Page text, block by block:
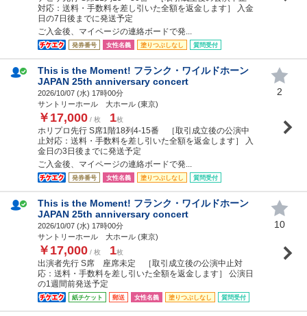
対応：送料・手数料を差し引いた全額を返金します］ 入金
日の7日後までに発送予定
ご入金後、マイページの連絡ボードで発...
発券番号 女性名義 塗りつぶしなし 質問受付
This is the Moment! フランク・ワイルドホーン
JAPAN 25th anniversary concert
2026/10/07 (水) 17時00分
サントリーホール 大ホール (東京)
￥17,000 / 枚 1枚
ホリプロ先行 S席1階18列4-15番 ［取引成立後の公演中
止対応：送料・手数料を差し引いた全額を返金します］ 入
金日の3日後までに発送予定
ご入金後、マイページの連絡ボードで発...
発券番号 女性名義 塗りつぶしなし 質問受付
2
This is the Moment! フランク・ワイルドホーン
JAPAN 25th anniversary concert
2026/10/07 (水) 17時00分
サントリーホール 大ホール (東京)
￥17,000 / 枚 1枚
出演者先行 S席 座席未定 ［取引成立後の公演中止対
応：送料・手数料を差し引いた全額を返金します］ 公演日
の1週間前発送予定
紙チケット 郵送 女性名義 塗りつぶしなし 質問受付
10